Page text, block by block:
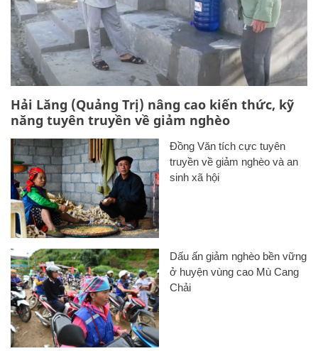
Hải Lăng (Quảng Trị) nâng cao kiến thức, kỹ
năng tuyên truyền về giảm nghèo
Đồng Văn tích cực tuyên
truyền về giảm nghèo và an
sinh xã hội
Dấu ấn giảm nghèo bền vững
ở huyện vùng cao Mù Cang
Chải